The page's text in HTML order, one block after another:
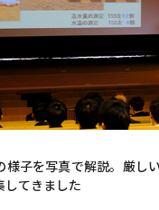
様子を写真で解説。厳し
してきました